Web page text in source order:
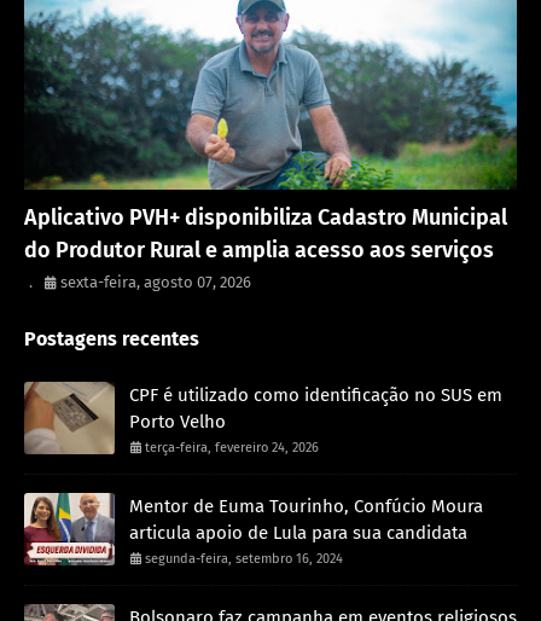
Aplicativo PVH+ disponibiliza Cadastro Municipal
do Produtor Rural e amplia acesso aos serviços
. sexta-feira, agosto 07, 2026
Postagens recentes
CPF é utilizado como identificação no SUS em
Porto Velho
terça-feira, fevereiro 24, 2026
Mentor de Euma Tourinho, Confúcio Moura
articula apoio de Lula para sua candidata
segunda-feira, setembro 16, 2024